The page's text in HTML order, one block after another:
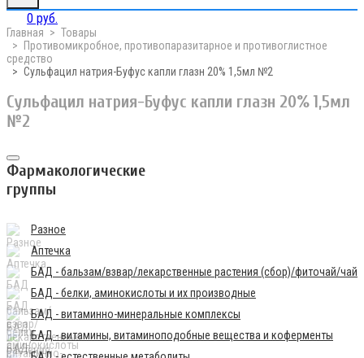
0 руб.
Главная
Товары
Противомикробное, противопаразитарное и противоглистное
средство
Сульфацил натрия-Буфус капли глазн 20% 1,5мл №2
Сульфацил натрия-Буфус капли глазн 20% 1,5мл
№2
Фармакологические
группы
Разное
Аптечка
БАД - бальзам/взвар/лекарственные растения (сбор)/фиточай/чай
БАД - белки, аминокислоты и их производные
БАД - витаминно-минеральные комплексы
БАД - витамины, витаминоподобные вещества и коферменты